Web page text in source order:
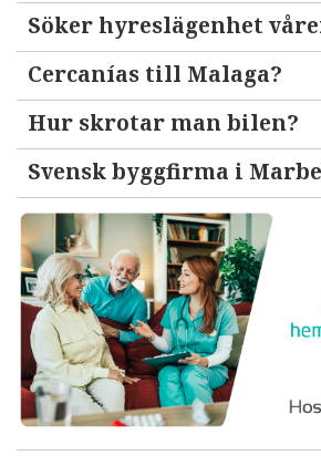
Söker hyreslägenhet
Cercanías till Malaga?
Hur skrotar man bilen?
Svensk byggfirma i